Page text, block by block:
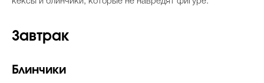
Завтрак
Блинчики